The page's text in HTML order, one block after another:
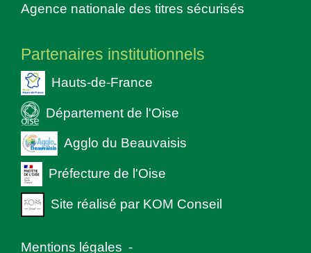
Agence nationale des titres sécurisés
Partenaires institutionnels
Hauts-de-France
Département de l'Oise
Agglo du Beauvaisis
Préfecture de l'Oise
Site réalisé par KOM Conseil
Mentions légales -